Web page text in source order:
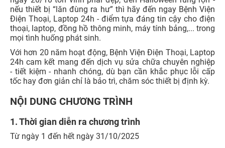
nếu thiết bị “lăn đùng ra hư” thì hãy đến ngay Bệnh Viện
Điện Thoại, Laptop 24h - điểm tựa đáng tin cậy cho điện
thoại, laptop, đồng hồ thông minh, máy tính bảng,... trong
mọi tình huống phát sinh.
Với hơn 20 năm hoạt động, Bệnh Viện Điện Thoại, Laptop
24h cam kết mang đến dịch vụ sửa chữa chuyên nghiệp
- tiết kiệm - nhanh chóng, dù bạn cần khắc phục lỗi cấp
tốc hay đơn giản chỉ là bảo trì, chăm sóc thiết bị định kỳ.
NỘI DUNG CHƯƠNG TRÌNH
1. Thời gian diễn ra chương trình
Từ ngày 1 đến hết ngày 31/10/2025